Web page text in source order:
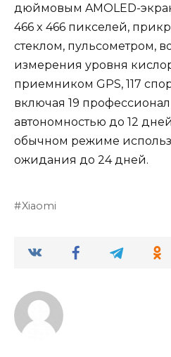
дюймовым AMOLED-
466 x 466 пикселей,
стеклом, пульсометром,
измерения уровня
приемником GPS, 117
включая 19
автономностью до 12
обычном режиме
ожидания до 24 дней.
Xiaomi